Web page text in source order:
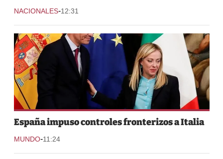
NACIONALES-12:31
España impuso controles fronterizos a Italia
MUNDO-11:24